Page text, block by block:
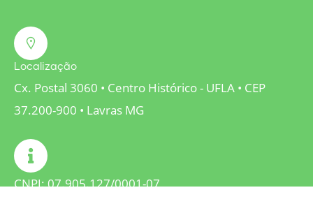
Localização
Cx. Postal 3060 • Centro Histórico - UFLA • CEP
37.200-900 • Lavras MG
CNPJ: 07.905.127/0001-07